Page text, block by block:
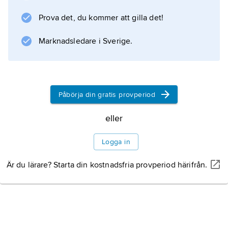
Information om artikeln
Prova det, du kommer att gilla det!
Marknadsledare i Sverige.
Påbörja din gratis provperiod
eller
Logga in
Är du lärare? Starta din kostnadsfria provperiod härifrån.